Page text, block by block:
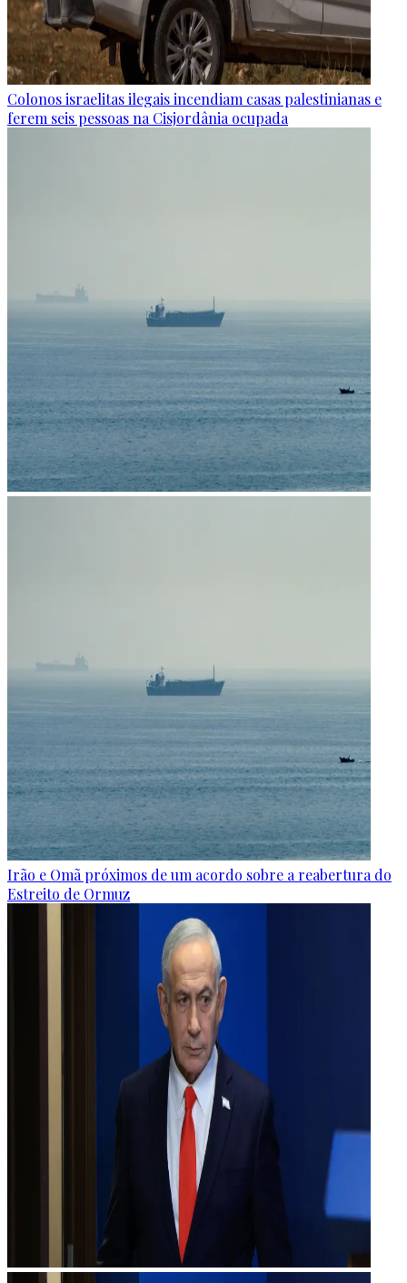
Colonos israelitas ilegais incendiam casas palestinianas e
ferem seis pessoas na Cisjordânia ocupada
Irão e Omã próximos de um acordo sobre a reabertura do
Estreito de Ormuz